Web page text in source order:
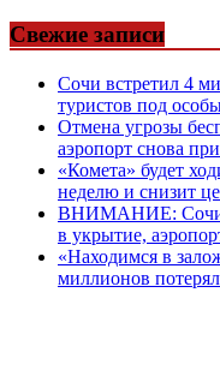
Свежие записи
Сочи встретил 4
туристов под
Отмена угрозы
аэропорт снова
«Комета» будет
неделю и снизит
ВНИМАНИЕ: Сочи
в укрытие,
«Находимся в
миллионов